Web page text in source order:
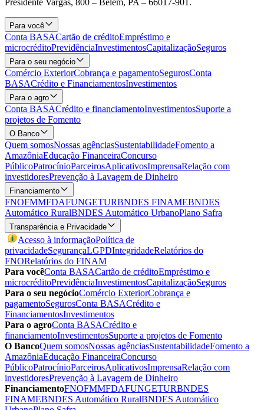
Presidente Vargas, 800 – Belém, PA – 66017-901.
Para você
Conta BASACartão de créditoEmpréstimo e
microcréditoPrevidênciaInvestimentosCapitalizaçãoSeguros
Para o seu negócio
Comércio ExteriorCobrança e pagamentoSegurosConta
BASACrédito e FinanciamentosInvestimentos
Para o agro
Conta BASACrédito e financiamentoInvestimentosSuporte a
projetos de Fomento
O Banco
Quem somosNossas agênciasSustentabilidadeFomento a
AmazôniaEducação FinanceiraConcurso
PúblicoPatrocínioParceirosAplicativosImprensaRelação com
investidoresPrevenção à Lavagem de Dinheiro
Financiamento
FNOFMMFDAFUNGETURBNDES FINAMEBNDES
Automático RuralBNDES Automático UrbanoPlano Safra
Transparência e Privacidade
Acesso à informaçãoPolítica de
privacidadeSegurançaLGPDIntegridadeRelatórios do
FNORelatórios do FINAM
Para vocêConta BASACartão de créditoEmpréstimo e
microcréditoPrevidênciaInvestimentosCapitalizaçãoSeguros
Para o seu negócioComércio ExteriorCobrança e
pagamentoSegurosConta BASACrédito e
FinanciamentosInvestimentos
Para o agroConta BASACrédito e
financiamentoInvestimentosSuporte a projetos de Fomento
O BancoQuem somosNossas agênciasSustentabilidadeFomento a
AmazôniaEducação FinanceiraConcurso
PúblicoPatrocínioParceirosAplicativosImprensaRelação com
investidoresPrevenção à Lavagem de Dinheiro
FinanciamentoFNOFMMFDAFUNGETURBNDES
FINAMEBNDES Automático RuralBNDES Automático